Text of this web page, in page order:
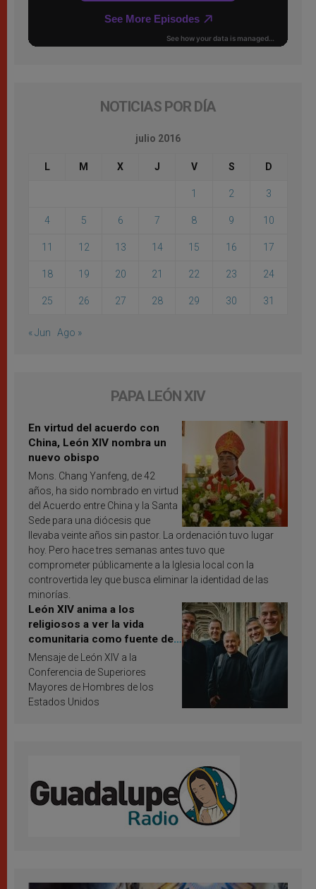
NOTICIAS POR DÍA
julio 2016
L M X J V S D
1 2 3
4 5 6 7 8 9 10
11 12 13 14 15 16 17
18 19 20 21 22 23 24
25 26 27 28 29 30 31
« Jun Ago »
PAPA LEÓN XIV
En virtud del acuerdo con
China, León XIV nombra un
nuevo obispo
Mons. Chang Yanfeng, de 42
años, ha sido nombrado en virtud
del Acuerdo entre China y la Santa
Sede para una diócesis que
llevaba veinte años sin pastor. La ordenación tuvo lugar
hoy. Pero hace tres semanas antes tuvo que
comprometer públicamente a la Iglesia local con la
controvertida ley que busca eliminar la identidad de las
minorías.
León XIV anima a los
religiosos a ver la vida
comunitaria como fuente de
inspiración y santificación
Mensaje de León XIV a la
Conferencia de Superiores
Mayores de Hombres de los
Estados Unidos